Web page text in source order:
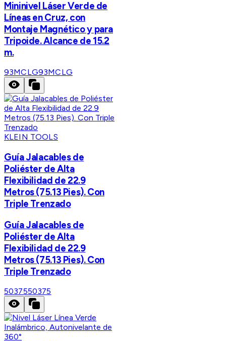
Mininivel Láser Verde de
Líneas en Cruz, con
Montaje Magnético y para
Tripoide. Alcance de 15.2
m.
93MCLG93MCLG
KLEIN TOOLS
Guía Jalacables de
Poliéster de Alta
Flexibilidad de 22.9
Metros (75.13 Pies). Con
Triple Trenzado
Guía Jalacables de
Poliéster de Alta
Flexibilidad de 22.9
Metros (75.13 Pies). Con
Triple Trenzado
5037550375